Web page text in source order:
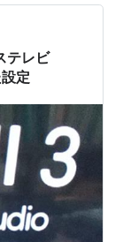
ようになっ
テレビ
定